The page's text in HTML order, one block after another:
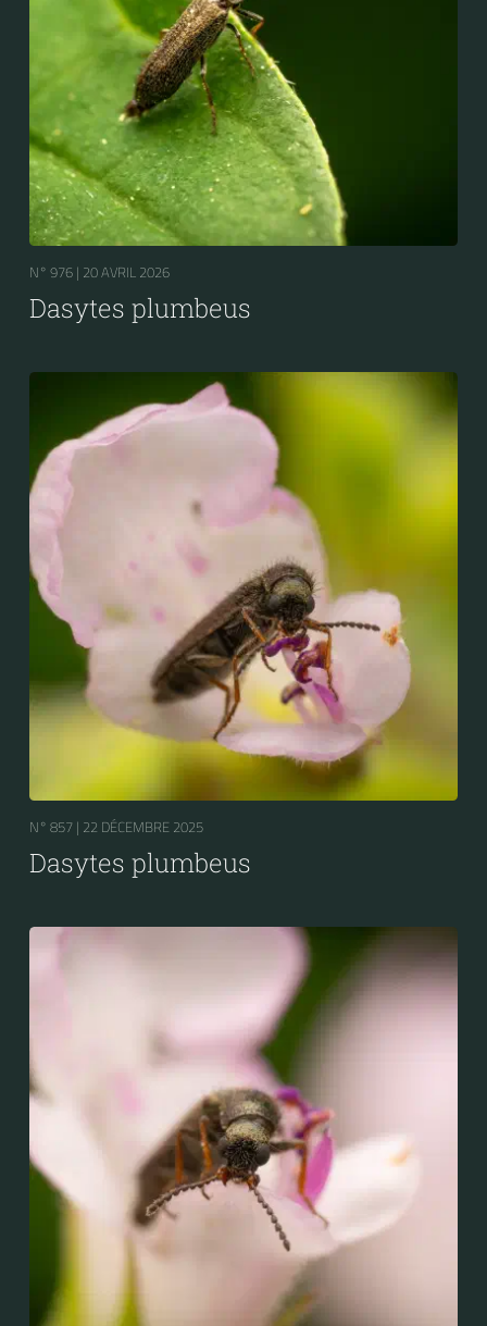
N° 976 | 20 AVRIL 2026
Dasytes plumbeus
N° 857 | 22 DÉCEMBRE 2025
Dasytes plumbeus